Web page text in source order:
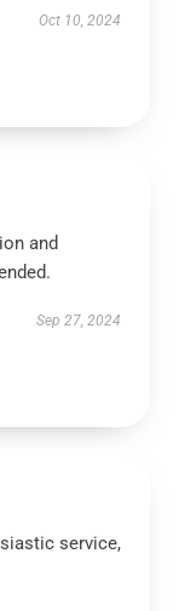
Oct 10, 2024
and
Sep 27, 2024
service,